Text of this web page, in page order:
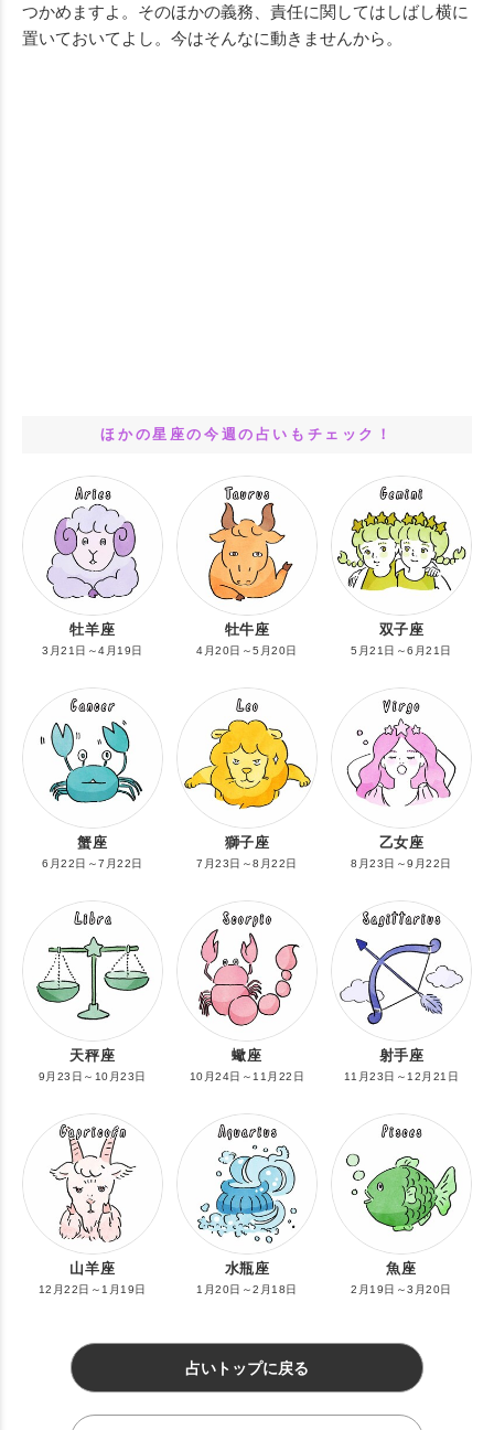
つかめますよ。そのほかの義務、責任に関してはしばし横に
置いておいてよし。今はそんなに動きませんから。
ほかの星座の今週の占いもチェック！
牡羊座
3月21日～4月19日
牡牛座
4月20日～5月20日
双子座
5月21日～6月21日
蟹座
6月22日～7月22日
獅子座
7月23日～8月22日
乙女座
8月23日～9月22日
天秤座
9月23日～10月23日
蠍座
10月24日～11月22日
射手座
11月23日～12月21日
山羊座
12月22日～1月19日
水瓶座
1月20日～2月18日
魚座
2月19日～3月20日
占いトップに戻る